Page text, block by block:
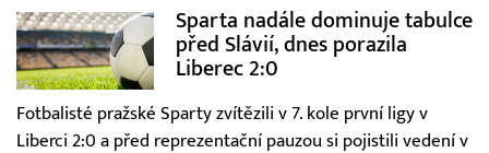
Sparta nadále dominuje tabulce
před Slávií, dnes porazila
Liberec 2:0
Fotbalisté pražské Sparty zvítězili v 7. kole první ligy v
Liberci 2:0 a před reprezentační pauzou si pojistili vedení v